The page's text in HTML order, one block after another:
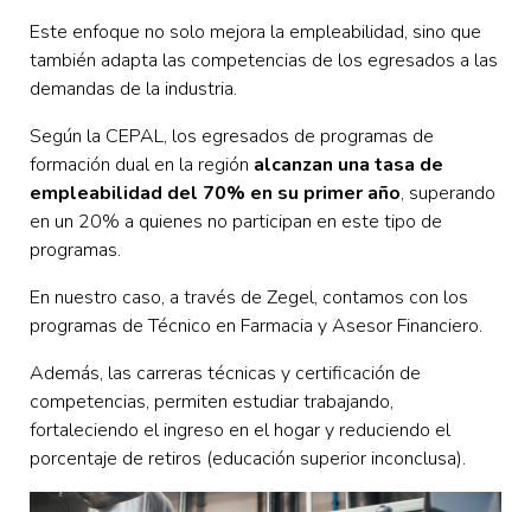
Este enfoque no solo mejora la empleabilidad, sino que
también adapta las competencias de los egresados a las
demandas de la industria.
Según la CEPAL, los egresados de programas de
formación dual en la región alcanzan una tasa de
empleabilidad del 70% en su primer año, superando
en un 20% a quienes no participan en este tipo de
programas.
En nuestro caso, a través de Zegel, contamos con los
programas de Técnico en Farmacia y Asesor Financiero.
Además, las carreras técnicas y certificación de
competencias, permiten estudiar trabajando,
fortaleciendo el ingreso en el hogar y reduciendo el
porcentaje de retiros (educación superior inconclusa).